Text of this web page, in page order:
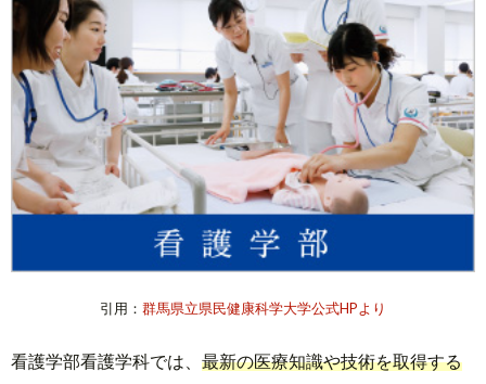
引用： 群馬県立県民健康科学大学公式HPより
看護学部看護学科では、 最新の医療知識や技術を取得する